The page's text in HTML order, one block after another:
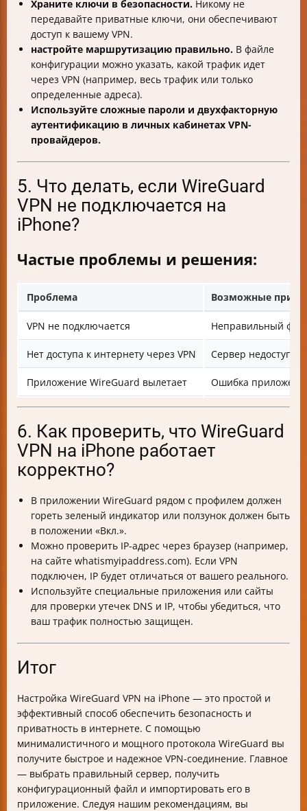
Храните ключи в безопасности. Никому не
передавайте приватные ключи, они обеспечивают
доступ к вашему VPN.
настройте маршрутизацию правильно. В файле
конфигурации можно указать, какой трафик идет
через VPN (например, весь трафик или только
определенные адреса).
Используйте сложные пароли и двухфакторную
аутентификацию в личных кабинетах VPN-
провайдеров.
5. Что делать, если WireGuard
VPN не подключается на
iPhone?
Частые проблемы и решения:
Проблема Возможные
VPN не подключается Неправильный
Нет доступа к интернету через VPN Сервер
Приложение WireGuard вылетает Ошибка
6. Как проверить, что WireGuard
VPN на iPhone работает
корректно?
В приложении WireGuard рядом с профилем должен
гореть зеленый индикатор или ползунок должен быть
в положении «Вкл.».
Можно проверить IP-адрес через браузер (например,
на сайте whatismyipaddress.com). Если VPN
подключен, IP будет отличаться от вашего реального.
Используйте специальные приложения или сайты
для проверки утечек DNS и IP, чтобы убедиться, что
ваш трафик полностью защищен.
Итог
Настройка WireGuard VPN на iPhone — это простой и
эффективный способ обеспечить безопасность и
приватность в интернете. С помощью
минималистичного и мощного протокола WireGuard вы
получите быстрое и надежное VPN-соединение. Главное
— выбрать правильный сервер, получить
конфигурационный файл и импортировать его в
приложение. Следуя нашим рекомендациям, вы